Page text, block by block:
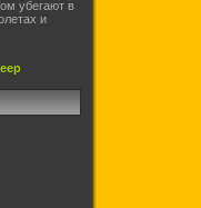
убегают в
и